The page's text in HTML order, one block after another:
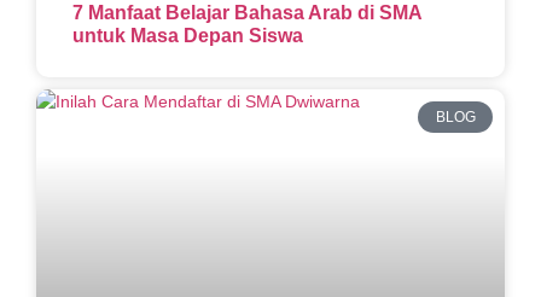
7 Manfaat Belajar Bahasa Arab di SMA
untuk Masa Depan Siswa
BLOG